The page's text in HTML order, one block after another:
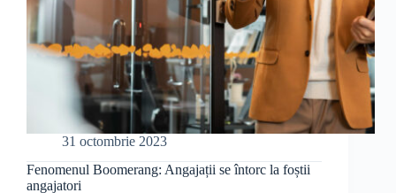
31 octombrie 2023
Fenomenul Boomerang: Angajații se întorc la foștii
angajatori